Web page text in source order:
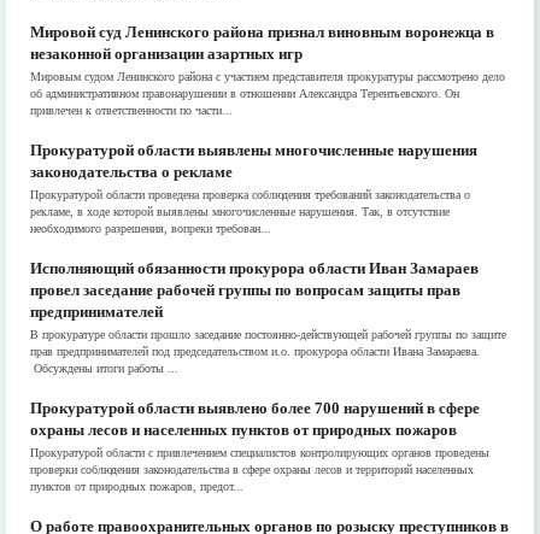
Мировой суд Ленинского района признал виновным воронежца в
незаконной организации азартных игр
Мировым судом Ленинского района с участием представителя прокуратуры рассмотрено дело
об административном правонарушении в отношении Александра Терентьевского. Он
привлечен к ответственности по части...
Прокуратурой области выявлены многочисленные нарушения
законодательства о рекламе
Прокуратурой области проведена проверка соблюдения требований законодательства о
рекламе, в ходе которой выявлены многочисленные нарушения. Так, в отсутствие
необходимого разрешения, вопреки требован...
Исполняющий обязанности прокурора области Иван Замараев
провел заседание рабочей группы по вопросам защиты прав
предпринимателей
В прокуратуре области прошло заседание постоянно-действующей рабочей группы по защите
прав предпринимателей под председательством и.о. прокурора области Ивана Замараева.
Обсуждены итоги работы ...
Прокуратурой области выявлено более 700 нарушений в сфере
охраны лесов и населенных пунктов от природных пожаров
Прокуратурой области с привлечением специалистов контролирующих органов проведены
проверки соблюдения законодательства в сфере охраны лесов и территорий населенных
пунктов от природных пожаров, предот...
О работе правоохранительных органов по розыску преступников в